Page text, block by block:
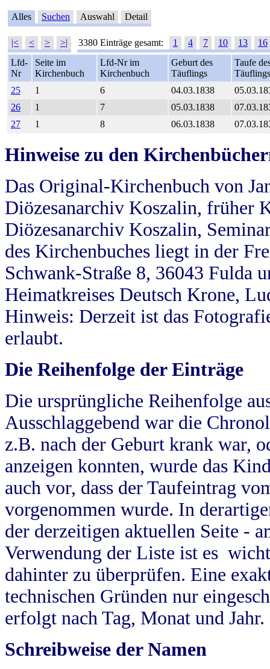
Alles Suchen Auswahl Detail
|< < > >| 3380 Einträge gesamt: 1 4 7 10 13
16
Lfd-
Nr
Seite im
Kirchenbuch
Lfd-Nr im
Kirchenbuch
Geburt des
Täuflings
Taufe
Täuflings
25
1 6 04.03.1838
26
1 7 05.03.1838
27
1 8 06.03.1838
Hinweise zu den
Das Original-Kirchenbuch von
Diözesanarchiv Koszalin, früher
Diözesanarchiv Koszalin,
des Kirchenbuches liegt in der
Schwank-Straße 8, 36043 Fulda
Heimatkreises Deutsch Krone,
Hinweis: Derzeit ist das
erlaubt.
Die Reihenfolge der Einträge
Die ursprüngliche Reihenfolge
Ausschlaggebend war die
z.B. nach der Geburt krank war,
anzeigen konnten, wurde das
auch vor, dass der Taufeintrag
vorgenommen wurde. In
der derzeitigen aktuellen Seite -
Verwendung der Liste ist es
dahinter zu überprüfen. Eine
technischen Gründen nur
erfolgt nach Tag, Monat und Jahr.
Schreibweise der Namen